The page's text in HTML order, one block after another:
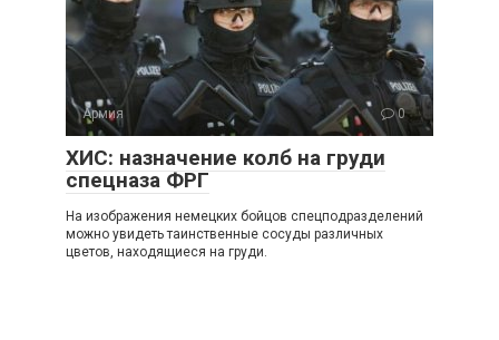
Армия 0
ХИС: назначение колб на груди
спецназа ФРГ
На изображения немецких бойцов спецподразделений
можно увидеть таинственные сосуды различных
цветов, находящиеся на груди.